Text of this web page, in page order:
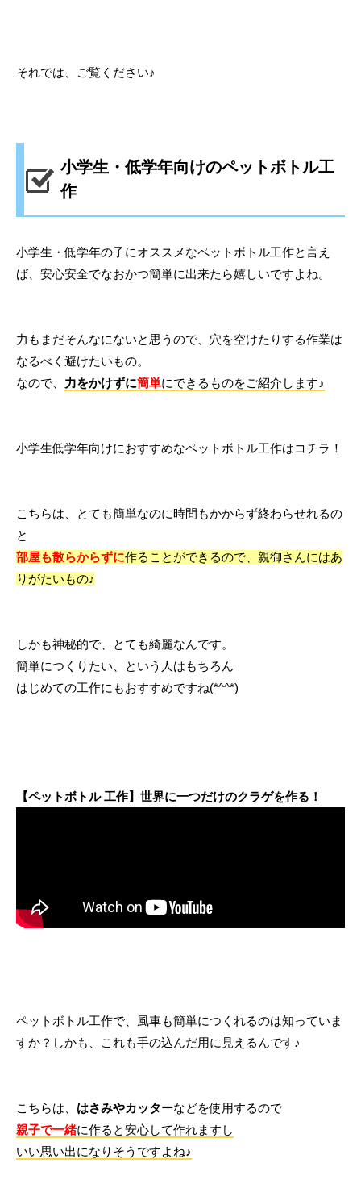
それでは、ご覧ください♪
小学生・低学年向けのペットボトル工
作
小学生・低学年の子にオススメなペットボトル工作と言え
ば、安心安全でなおかつ簡単に出来たら嬉しいですよね。
力もまだそんなにないと思うので、穴を空けたりする作業は
なるべく避けたいもの。
なので、 力をかけずに簡単にできるものをご紹介します♪
小学生低学年向けにおすすめなペットボトル工作はコチラ！
こちらは、とても簡単なのに時間もかからず終わらせれるの
と
部屋も散らからずに作ることができるので、親御さんにはあ
りがたいもの♪
しかも神秘的で、とても綺麗なんです。
簡単につくりたい、という人はもちろん
はじめての工作にもおすすめですね(*^^*)
【ペットボトル 工作】世界に一つだけのクラゲを作る！
ペットボトル工作で、風車も簡単につくれるのは知っていま
すか？しかも、これも手の込んだ用に見えるんです♪
こちらは、 はさみやカッターなどを使用するので
親子で一緒に作ると安心して作れますし
いい思い出になりそうですよね♪